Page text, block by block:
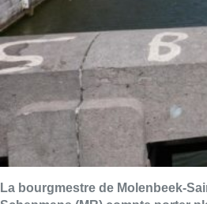
La bourgmestre de Molenbeek-